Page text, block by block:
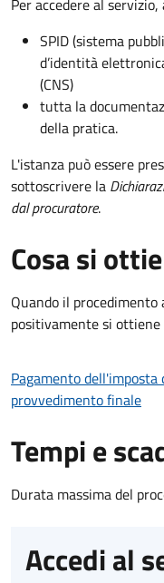
Per accedere al
SPID (sistema
d’identità
(CNS)
tutta la
della pratica.
L'istanza può essere
sottoscrivere la
dal procuratore.
Cosa si
Quando il
positivamente si ottiene
Pagamento
provvedimento finale
Tempi e
Durata massima del
Accedi al